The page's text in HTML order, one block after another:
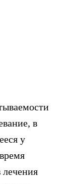
в
у
лечения